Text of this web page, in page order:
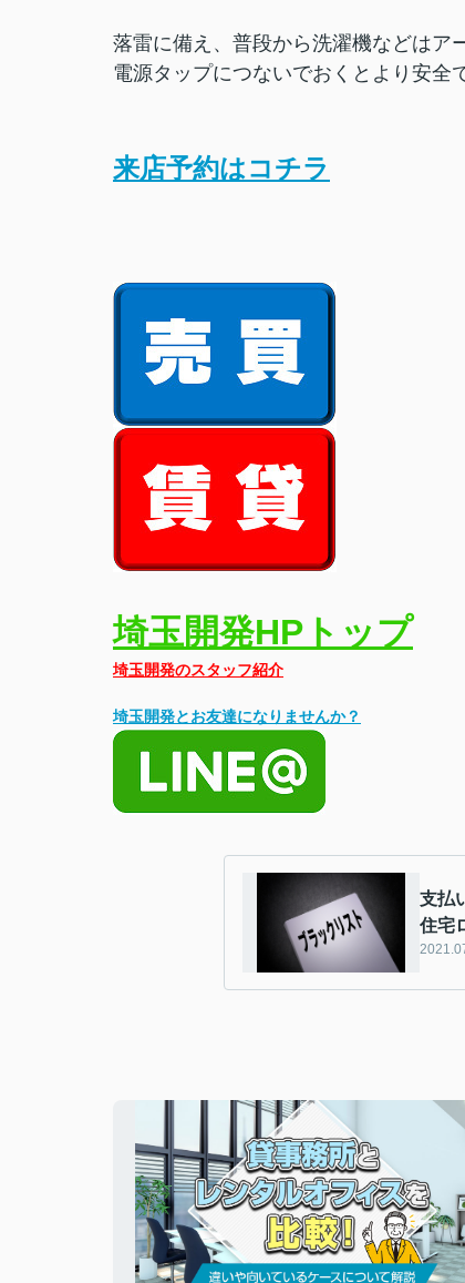
落雷に備え、普段から洗濯機などはア
電源タップにつないでおくとより安全
来店予約はコチラ
埼玉開発HPトップ
埼玉開発のスタッフ紹介
埼玉開発とお友達になりませんか？
支払
住宅